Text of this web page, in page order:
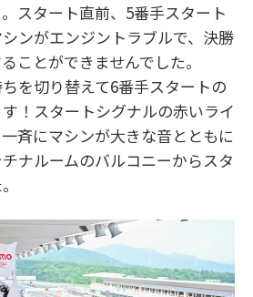
スタート直前、5番手スタート
ンがエンジントラブルで、決勝
ことができませんでした。
を切り替えて6番手スタートの
！スタートシグナルの赤いライ
斉にマシンが大きな音とともに
ナルームのバルコニーからスタ